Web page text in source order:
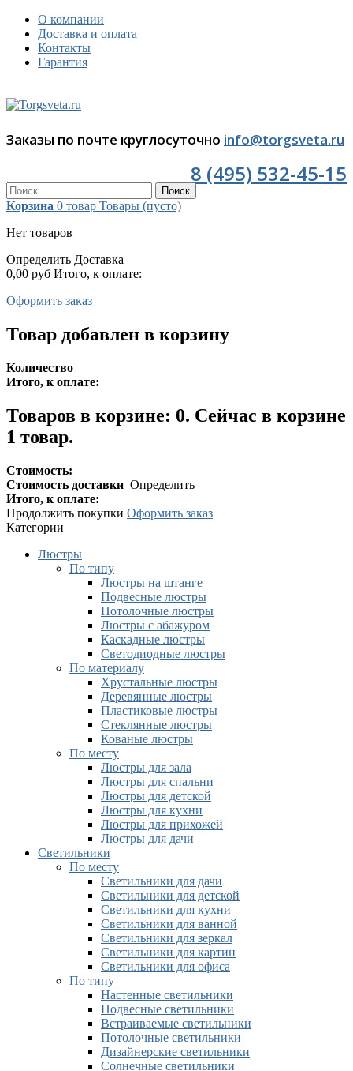
О компании
Доставка и оплата
Контакты
Гарантия
Заказы по почте круглосуточно info@torgsveta.ru
8 (495) 532-45-15
Поиск
Корзина 0 товар Товары (пусто)
Нет товаров
Определить Доставка
0,00 руб Итого, к оплате:
Оформить заказ
Товар добавлен в корзину
Количество
Итого, к оплате:
Товаров в корзине: 0. Сейчас в корзине
1 товар.
Стоимость:
Стоимость доставки Определить
Итого, к оплате:
Продолжить покупки Оформить заказ
Категории
Люстры
По типу
Люстры на штанге
Подвесные люстры
Потолочные люстры
Люстры с абажуром
Каскадные люстры
Светодиодные люстры
По материалу
Хрустальные люстры
Деревянные люстры
Пластиковые люстры
Стеклянные люстры
Кованые люстры
По месту
Люстры для зала
Люстры для спальни
Люстры для детской
Люстры для кухни
Люстры для прихожей
Люстры для дачи
Светильники
По месту
Светильники для дачи
Светильники для детской
Светильники для кухни
Светильники для ванной
Светильники для зеркал
Светильники для картин
Светильники для офиса
По типу
Настенные светильники
Подвесные светильники
Встраиваемые светильники
Потолочные светильники
Дизайнерские светильники
Солнечные светильники